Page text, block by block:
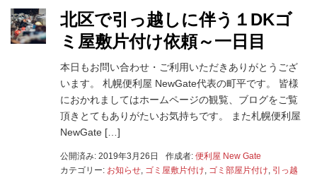
北区で引っ越しに伴う１DKゴ
ミ屋敷片付け依頼～一日目
本日もお問い合わせ・ご利用いただきありがとうござ
います。 札幌便利屋 NewGate代表の町平です。 皆様
におかれましてはホームページの観覧、ブログをご覧
頂きとてもありがたいお気持ちです。 また札幌便利屋
NewGate […]
公開済み: 2019年3月26日 作成者: 便利屋 New Gate
カテゴリー: お知らせ ゴミ屋敷片付け ゴミ部屋片付け 引っ越